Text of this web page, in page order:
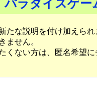
パラダイスゲー
たな説明を付け加えられ
ません。
くない方は、匿名希望